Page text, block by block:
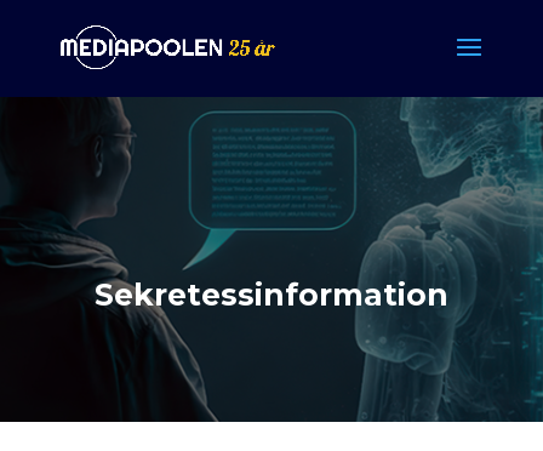
Sekretessinformation